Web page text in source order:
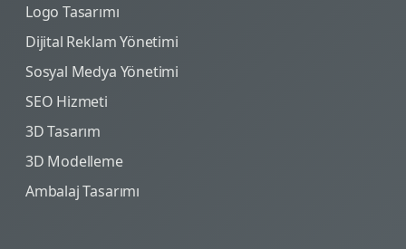
Logo Tasarımı
Dijital Reklam Yönetimi
Sosyal Medya Yönetimi
SEO Hizmeti
3D Tasarım
3D Modelleme
Ambalaj Tasarımı